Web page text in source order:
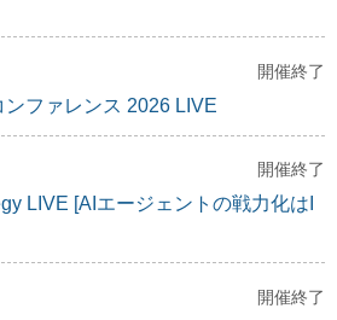
開催終了
ファレンス 2026 LIVE
開催終了
LIVE [AIエージェントの戦力化はI
開催終了